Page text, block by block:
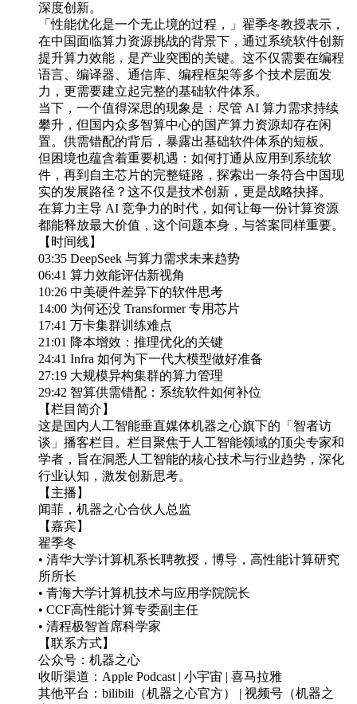
深度创新。
「性能优化是一个无止境的过程，」翟季冬教授表示，
在中国面临算力资源挑战的背景下，通过系统软件创新
提升算力效能，是产业突围的关键。这不仅需要在编程
语言、编译器、通信库、编程框架等多个技术层面发
力，更需要建立起完整的基础软件体系。
当下，一个值得深思的现象是：尽管 AI 算力需求持续
攀升，但国内众多智算中心的国产算力资源却存在闲
置。供需错配的背后，暴露出基础软件体系的短板。
但困境也蕴含着重要机遇：如何打通从应用到系统软
件，再到自主芯片的完整链路，探索出一条符合中国现
实的发展路径？这不仅是技术创新，更是战略抉择。
在算力主导 AI 竞争力的时代，如何让每一份计算资源
都能释放最大价值，这个问题本身，与答案同样重要。
【时间线】
03:35 DeepSeek 与算力需求未来趋势
06:41 算力效能评估新视角
10:26 中美硬件差异下的软件思考
14:00 为何还没 Transformer 专用芯片
17:41 万卡集群训练难点
21:01 降本增效：推理优化的关键
24:41 Infra 如何为下一代大模型做好准备
27:19 大规模异构集群的算力管理
29:42 智算供需错配：系统软件如何补位
【栏目简介】
这是国内人工智能垂直媒体机器之心旗下的「智者访
谈」播客栏目。栏目聚焦于人工智能领域的顶尖专家和
学者，旨在洞悉人工智能的核心技术与行业趋势，深化
行业认知，激发创新思考。
【主播】
闻菲，机器之心合伙人总监
【嘉宾】
翟季冬
• 清华大学计算机系长聘教授，博导，高性能计算研究
所所长
• 青海大学计算机技术与应用学院院长
• CCF高性能计算专委副主任
• 清程极智首席科学家
【联系方式】
公众号：机器之心
收听渠道：Apple Podcast | 小宇宙 | 喜马拉雅
其他平台：bilibili（机器之心官方） | 视频号（机器之